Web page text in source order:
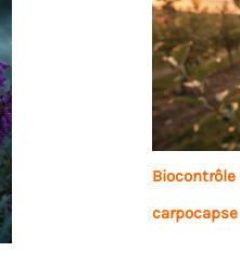
carpocapse